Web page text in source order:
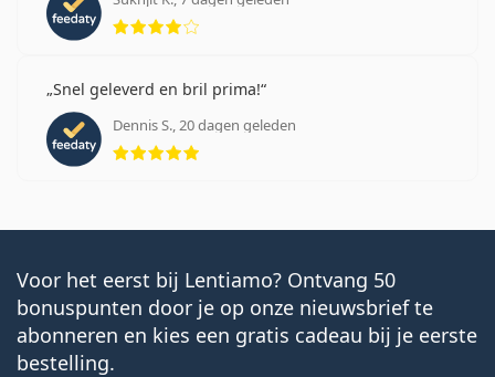
Beoordeling 4 van 5
Snel geleverd en bril prima!
Dennis S., 20 dagen geleden
Beoordeling 5 van 5
Voor het eerst bij Lentiamo? Ontvang 50
bonuspunten door je op onze nieuwsbrief te
abonneren en kies een gratis cadeau bij je eerste
bestelling.